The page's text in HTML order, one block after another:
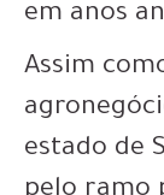
em anos
Assim
estado de